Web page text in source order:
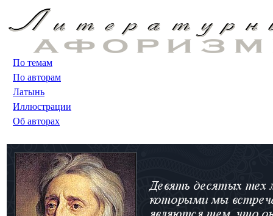
По темам
По авторам
Латынь
Иллюстрации
Об авторах